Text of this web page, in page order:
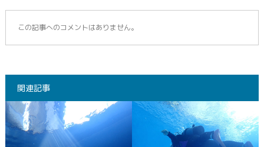
この記事へのコメントはありません。
関連記事